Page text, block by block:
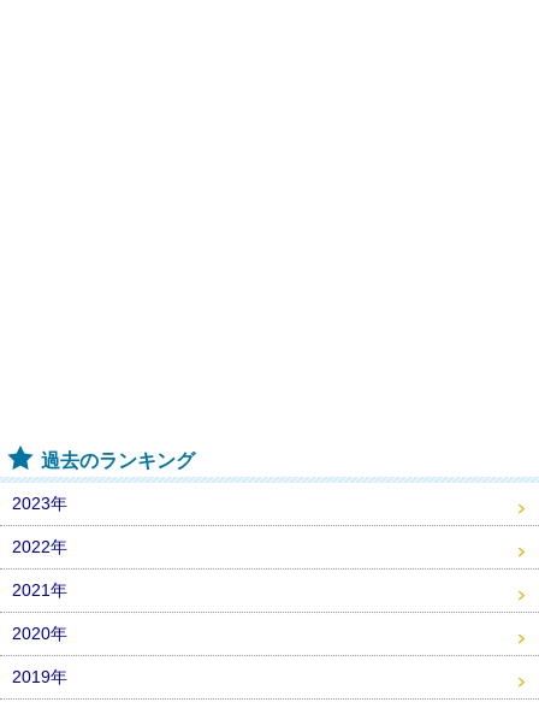
過去のランキング
2023年
2022年
2021年
2020年
2019年